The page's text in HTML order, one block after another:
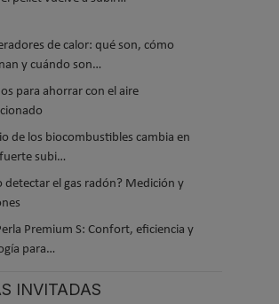
de calor: qué son, cómo
y cuándo son…
para ahorrar con el aire
de los biocombustibles cambia en
subi…
detectar el gas radón? Medición y
Premium S: Confort, eficiencia y
para…
INVITADAS